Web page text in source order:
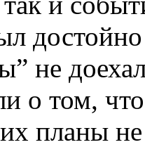
не
о том,
планы